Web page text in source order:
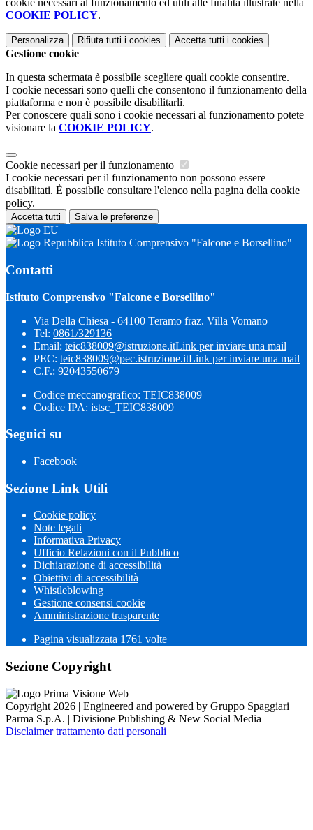
cookie necessari al funzionamento ed utili alle finalità illustrate nella
COOKIE POLICY.
Personalizza Rifiuta tutti i cookies Accetta tutti i cookies
Gestione cookie
In questa schermata è possibile scegliere quali cookie consentire.
I cookie necessari sono quelli che consentono il funzionamento della
piattaforma e non è possibile disabilitarli.
Per conoscere quali sono i cookie necessari al funzionamento potete
visionare la COOKIE POLICY.
Cookie necessari per il funzionamento
I cookie necessari per il funzionamento non possono essere
disabilitati. È possibile consultare l'elenco nella pagina della cookie
policy.
Accetta tutti Salva le preferenze
Istituto Comprensivo "Falcone e Borsellino"
Contatti
Istituto Comprensivo "Falcone e Borsellino"
Via Della Chiesa - 64100 Teramo fraz. Villa Vomano
Tel: 0861/329136
Email: teic838009@istruzione.itLink per inviare una mail
PEC: teic838009@pec.​istruzione.itLink per inviare una mail
C.F.: 92043550679
Codice meccanografico: TEIC838009
Codice IPA: istsc_TEIC838009
Seguici su
Facebook
Sezione Link Utili
Cookie policy
Note legali
Informativa Privacy
Ufficio Relazioni con il Pubblico
Dichiarazione di accessibilità
Obiettivi di accessibilità
Whistleblowing
Gestione consensi cookie
Amministrazione trasparente
Pagina visualizzata 1761 volte
Sezione Copyright
Copyright 2026 | Engineered and powered by Gruppo Spaggiari
Parma S.p.A. | Divisione Publishing & New Social Media
Disclaimer trattamento dati personali